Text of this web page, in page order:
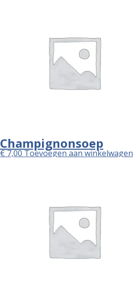
Champignonsoep
€7,00Toevoegen aan winkelwagen